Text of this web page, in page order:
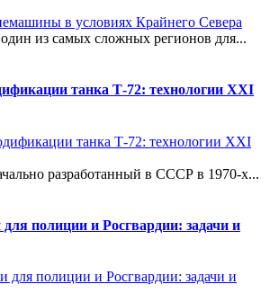
из самых сложных регионов для...
танка Т-72: технологии XXI
разработанный в СССР в 1970-х...
полиции и Росгвардии: задачи и